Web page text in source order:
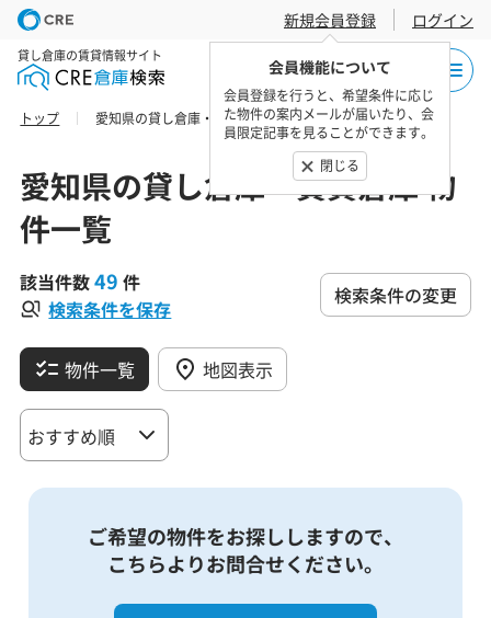
新規会員登録
会員機能について
会員登録を行うと、希望条件に応じ
た物件の案内メールが届いたり、会
員限定記事を見ることができます。
閉じる
ログイン
貸し倉庫の賃貸情報サイト
トップ 愛知県の貸し倉庫・賃貸倉庫 物件一覧
愛知県の貸し倉庫・賃貸倉庫 物
件一覧
該当件数49 件
検索条件を保存
検索条件の変更
物件一覧 地図表示
ご希望の物件をお探ししますので、
こちらよりお問合せください。